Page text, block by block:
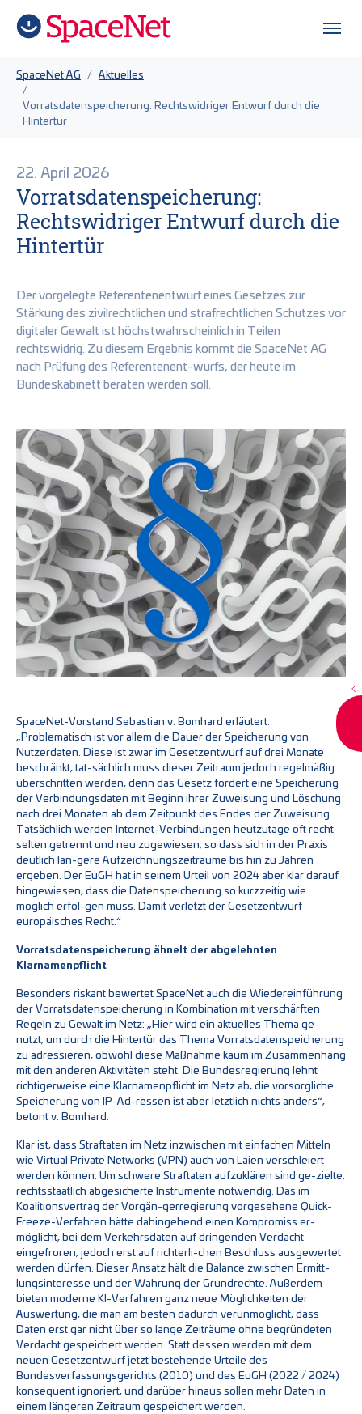
SpaceNet AG
Aktuelles
Vorratsdatenspeicherung: Rechtswidriger Entwurf durch die
Hintertür
22. April 2026
Vorratsdatenspeicherung:
Rechtswidriger Entwurf durch die
Hintertür
Der vorgelegte Referentenentwurf eines Gesetzes zur
Stärkung des zivilrechtlichen und strafrechtlichen Schutzes vor
digitaler Gewalt ist höchstwahrscheinlich in Teilen
rechtswidrig. Zu diesem Ergebnis kommt die SpaceNet AG
nach Prüfung des Referentenent-wurfs, der heute im
Bundeskabinett beraten werden soll.
SpaceNet-Vorstand Sebastian v. Bomhard erläutert:
„Problematisch ist vor allem die Dauer der Speicherung von
Nutzerdaten. Diese ist zwar im Gesetzentwurf auf drei Monate
beschränkt, tat-sächlich muss dieser Zeitraum jedoch regelmäßig
überschritten werden, denn das Gesetz fordert eine Speicherung
der Verbindungsdaten mit Beginn ihrer Zuweisung und Löschung
nach drei Monaten ab dem Zeitpunkt des Endes der Zuweisung.
Tatsächlich werden Internet-Verbindungen heutzutage oft recht
selten getrennt und neu zugewiesen, so dass sich in der Praxis
deutlich län-gere Aufzeichnungszeiträume bis hin zu Jahren
ergeben. Der EuGH hat in seinem Urteil von 2024 aber klar darauf
hingewiesen, dass die Datenspeicherung so kurzzeitig wie
möglich erfol-gen muss. Damit verletzt der Gesetzentwurf
europäisches Recht.“
Vorratsdatenspeicherung ähnelt der abgelehnten
Klarnamenpflicht
Besonders riskant bewertet SpaceNet auch die Wiedereinführung
der Vorratsdatenspeicherung in Kombination mit verschärften
Regeln zu Gewalt im Netz: „Hier wird ein aktuelles Thema ge-
nutzt, um durch die Hintertür das Thema Vorratsdatenspeicherung
zu adressieren, obwohl diese Maßnahme kaum im Zusammenhang
mit den anderen Aktivitäten steht. Die Bundesregierung lehnt
richtigerweise eine Klarnamenpflicht im Netz ab, die vorsorgliche
Speicherung von IP-Ad-ressen ist aber letztlich nichts anders“,
betont v. Bomhard.
Klar ist, dass Straftaten im Netz inzwischen mit einfachen Mitteln
wie Virtual Private Networks (VPN) auch von Laien verschleiert
werden können, Um schwere Straftaten aufzuklären sind ge-zielte,
rechtsstaatlich abgesicherte Instrumente notwendig. Das im
Koalitionsvertrag der Vorgän-gerregierung vorgesehene Quick-
Freeze-Verfahren hätte dahingehend einen Kompromiss er-
möglicht, bei dem Verkehrsdaten auf dringenden Verdacht
eingefroren, jedoch erst auf richterli-chen Beschluss ausgewertet
werden dürfen. Dieser Ansatz hält die Balance zwischen Ermitt-
lungsinteresse und der Wahrung der Grundrechte. Außerdem
bieten moderne KI-Verfahren ganz neue Möglichkeiten der
Auswertung, die man am besten dadurch verunmöglicht, dass
Daten erst gar nicht über so lange Zeiträume ohne begründeten
Verdacht gespeichert werden. Statt dessen werden mit dem
neuen Gesetzentwurf jetzt bestehende Urteile des
Bundesverfassungsgerichts (2010) und des EuGH (2022 / 2024)
konsequent ignoriert, und darüber hinaus sollen mehr Daten in
einem längeren Zeitraum gespeichert werden.